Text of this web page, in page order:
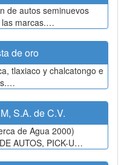
de autos seminuevos
las marcas.…
de oro
tlaxiaco y chalcatongo e
S.A. de C.V.
de Agua 2000)
AUTOS, PICK-U…